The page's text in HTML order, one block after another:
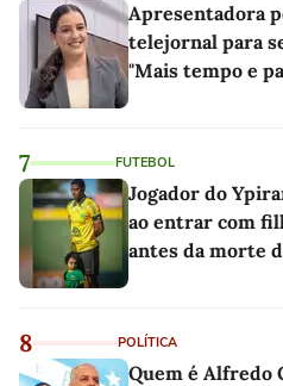
Apresentadora
telejornal para
"Mais tempo e
7 FUTEBOL
Jogador do
ao entrar com
antes da morte
8 POLÍTICA
Quem é Alfredo